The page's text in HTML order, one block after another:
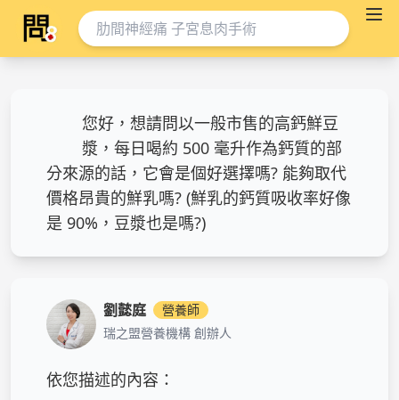
您好，想請問以一般市售的高鈣鮮豆
漿，每日喝約 500 毫升作為鈣質的部
分來源的話，它會是個好選擇嗎? 能夠取代
價格昂貴的鮮乳嗎? (鮮乳的鈣質吸收率好像
是 90%，豆漿也是嗎?)
劉懿庭
營養師
瑞之盟營養機構 創辦人
依您描述的內容：